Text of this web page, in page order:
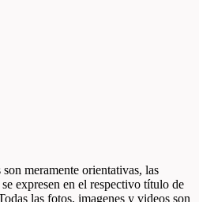
meramente orientativas, las
expresen en el respectivo título de
las fotos, imagenes y videos son